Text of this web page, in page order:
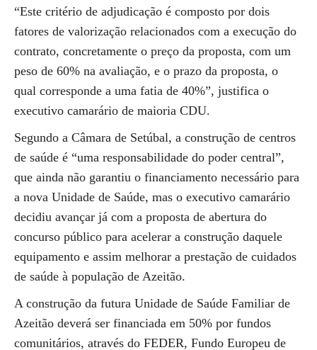
“Este critério de adjudicação é composto por dois
fatores de valorização relacionados com a execução do
contrato, concretamente o preço da proposta, com um
peso de 60% na avaliação, e o prazo da proposta, o
qual corresponde a uma fatia de 40%”, justifica o
executivo camarário de maioria CDU.
Segundo a Câmara de Setúbal, a construção de centros
de saúde é “uma responsabilidade do poder central”,
que ainda não garantiu o financiamento necessário para
a nova Unidade de Saúde, mas o executivo camarário
decidiu avançar já com a proposta de abertura do
concurso público para acelerar a construção daquele
equipamento e assim melhorar a prestação de cuidados
de saúde à população de Azeitão.
A construção da futura Unidade de Saúde Familiar de
Azeitão deverá ser financiada em 50% por fundos
comunitários, através do FEDER, Fundo Europeu de